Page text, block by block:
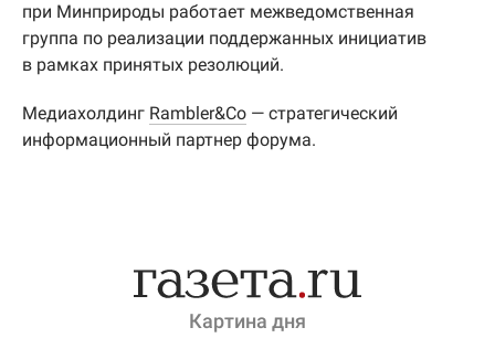
при Минприроды работает межведомственная
группа по реализации поддержанных инициатив
в рамках принятых резолюций.
Медиахолдинг Rambler&Co — стратегический
информационный партнер форума.
Картина дня